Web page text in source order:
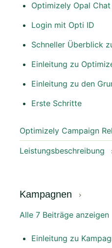
Optimizely Opal
Login mit Opti ID
Schneller Überblick
Einleitung zu
Einleitung zu den
Erste Schritte
Optimizely Campaign
Leistungsbeschreibung
Kampagnen
Alle 7 Beiträge anzeigen
Einleitung zu